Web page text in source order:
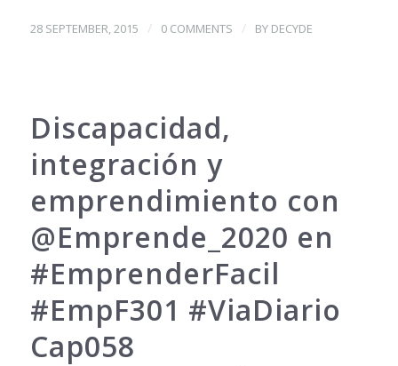
28 SEPTEMBER, 2015 / 0 COMMENTS / BY DECYDE
Discapacidad,
integración y
emprendimiento con
@Emprende_2020 en
#EmprenderFacil
#EmpF301 #ViaDiario
Cap058